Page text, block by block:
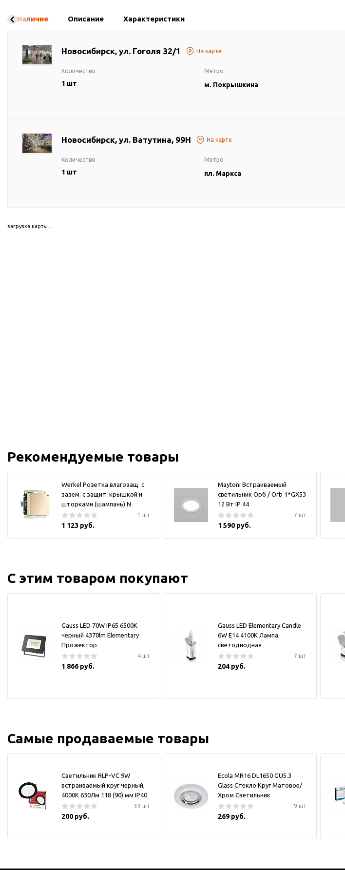
Наличие Описание Характеристики
Новосибирск, ул. Гоголя 32/1 На карте
Количество
1 шт
Метро
м. Покрышкина
Новосибирск, ул. Ватутина, 99Н На карте
Количество
1 шт
Метро
пл. Маркса
загрузка карты...
Рекомендуемые товары
Werkel Розетка влагозащ. с
зазем. с защит. крышкой и
шторками (шампань) N
1 шт
1 123 руб.
Maytoni Встраиваемый
светильник Орб / Orb 1*GX53
12 Вт IP 44
7 шт
1 590 руб.
С этим товаром покупают
Gauss LED 70W IP65 6500К
черный 4370lm Elementary
Прожектор
4 шт
1 866 руб.
Gauss LED Elementary Candle
6W E14 4100K Лампа
светодиодная
7 шт
204 руб.
Самые продаваемые товары
Светильник RLP-VC 9W
встраиваемый круг черный,
4000К 630Лм 118 (90) мм IP40
33 шт
200 руб.
Ecola MR16 DL1650 GU5.3
Glass Стекло Круг Матовое/
Хром Светильник
9 шт
269 руб.